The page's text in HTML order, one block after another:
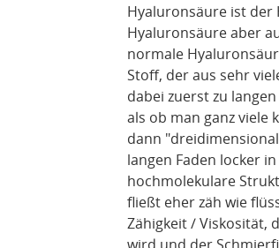
Hyaluronsäure ist
Hyaluronsäure aber
normale
Stoff, der aus sehr
dabei zuerst zu
als ob man ganz viele
dann
langen Faden locker
hochmolekulare
fließt eher zäh wie
Zähigkeit / Viskosität,
wird und der